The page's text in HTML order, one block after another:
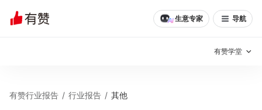
生意专家 导航
有赞学堂
有赞说增长
有赞行业报告 / 行业报告 / 其他